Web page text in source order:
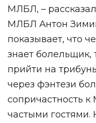
МЛБЛ, –
МЛБЛ Антон
показывает, что
знает
прийти на
через фэнтези
сопричастность
частыми гостями.